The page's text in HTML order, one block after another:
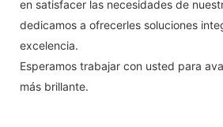
en satisfacer las necesidades de
dedicamos a ofrecerles soluciones
excelencia.
Esperamos trabajar con usted para
más brillante.